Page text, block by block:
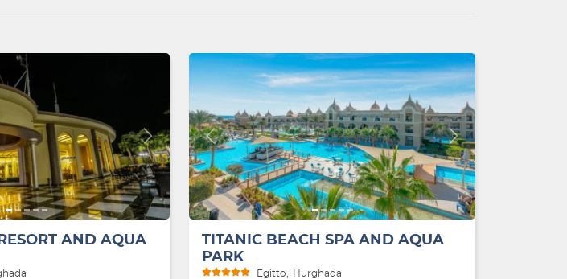
Avanti
AND AQUA
Indietro Avanti
TITANIC BEACH SPA AND AQUA
PARK
Egitto Hurghada